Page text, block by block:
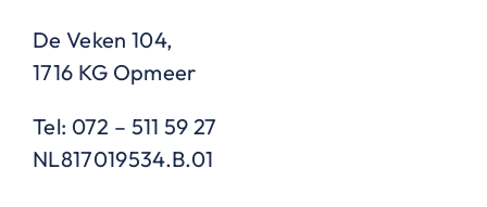
De Veken 104,
1716 KG Opmeer
Tel: 072 – 511 59 27
NL817019534.B.01